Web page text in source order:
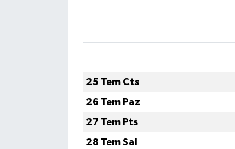
25 Tem Cts
26 Tem Paz
27 Tem Pts
28 Tem Sal